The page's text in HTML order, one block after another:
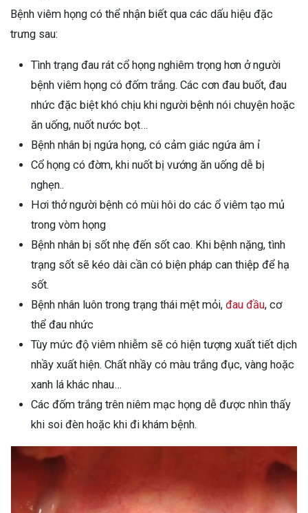
Bệnh viêm họng có thể nhận biết qua các dấu hiệu đặc
trưng sau:
Tình trạng đau rát cổ họng nghiêm trọng hơn ở người
bệnh viêm họng có đốm trắng. Các cơn đau buốt, đau
nhức đặc biệt khó chịu khi người bệnh nói chuyện hoặc
ăn uống, nuốt nước bọt…
Bệnh nhân bị ngứa họng, có cảm giác ngứa âm ỉ
Cổ họng có đờm, khi nuốt bị vướng ăn uống dễ bị
nghẹn..
Hơi thở người bệnh có mùi hôi do các ổ viêm tạo mủ
trong vòm họng
Bệnh nhân bị sốt nhẹ đến sốt cao. Khi bệnh nặng, tình
trạng sốt sẽ kéo dài cần có biện pháp can thiệp để hạ
sốt.
Bệnh nhân luôn trong trạng thái mệt mỏi, đau đầu, cơ
thể đau nhức
Tùy mức độ viêm nhiễm sẽ có hiện tượng xuất tiết dịch
nhầy xuất hiện. Chất nhầy có màu trắng đục, vàng hoặc
xanh lá khác nhau…
Các đốm trắng trên niêm mạc họng dễ được nhìn thấy
khi soi đèn hoặc khi đi khám bệnh.